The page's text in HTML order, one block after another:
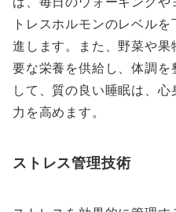
トレスホルモンのレベル
進します。また、野菜や
要な栄養を供給し、体調
して、質の良い睡眠は、
力を高めます。
ストレス管理技術